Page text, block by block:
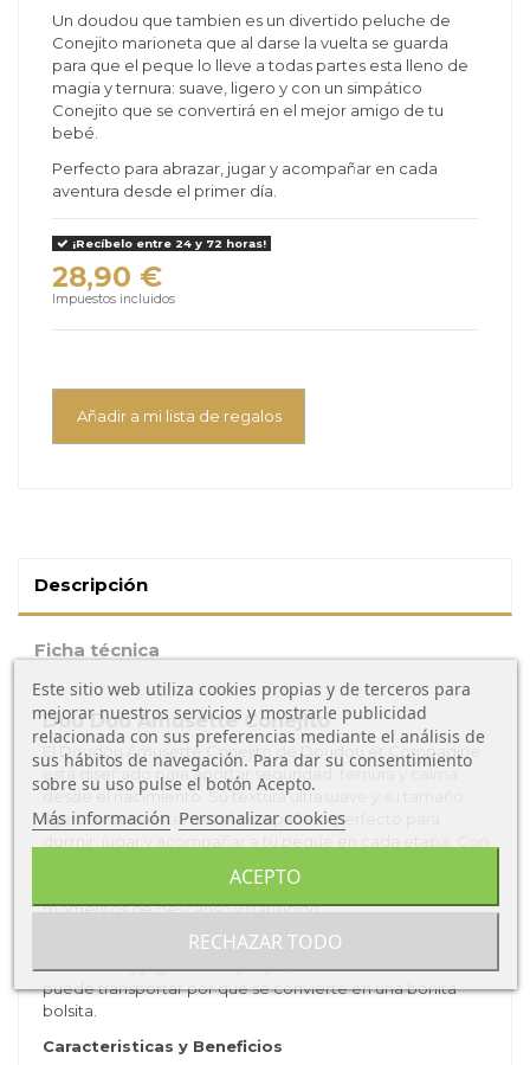
Un doudou que tambien es un divertido peluche de
Conejito marioneta que al darse la vuelta se guarda
para que el peque lo lleve a todas partes esta lleno de
magia y ternura: suave, ligero y con un simpático
Conejito que se convertirá en el mejor amigo de tu
bebé.
Perfecto para abrazar, jugar y acompañar en cada
aventura desde el primer día.
¡Recíbelo entre 24 y 72 horas!
28,90 €
Impuestos incluidos
Añadir a mi lista de regalos
Descripción
Ficha técnica
Dou Dou Amusette Conejito
El Doudou Amusette Conejito de Doudou et Compagine
está diseñado para aportar seguridad, ternura y calma
desde el nacimiento. Su textura ultrasuave y su tamaño
ligero lo convierten en el compañero perfecto para
abrazarlo, este doudou será el aliado perfecto en los
momentos de descanso y transición.
También es una divertida marioneta que te permitirá
interactuar y jugar con tu peque, al darle la vuelta lo
puede transportar por que se convierte en una bonita
bolsita.
Caracteristicas y Beneficios
Este sitio web utiliza cookies propias y de terceros para
mejorar nuestros servicios y mostrarle publicidad
relacionada con sus preferencias mediante el análisis de
sus hábitos de navegación. Para dar su consentimiento
sobre su uso pulse el botón Acepto.
Más información Personalizar cookies
RECHAZAR TODO
ACEPTO